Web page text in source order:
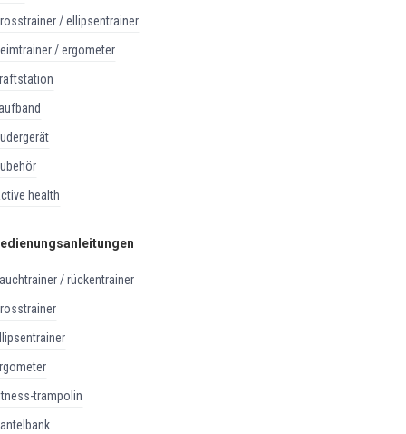
crosstrainer / ellipsentrainer
heimtrainer / ergometer
kraftstation
rudergerät
zubehör
active health
bauchtrainer / rückentrainer
crosstrainer
ellipsentrainer
ergometer
trampolin
hantelbank